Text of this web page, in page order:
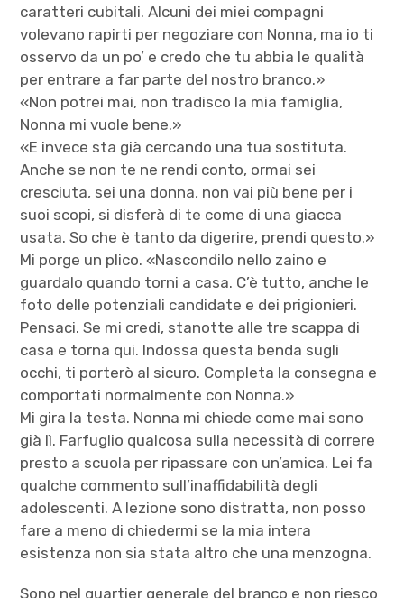
caratteri cubitali. Alcuni dei miei compagni
volevano rapirti per negoziare con Nonna, ma io ti
osservo da un po’ e credo che tu abbia le qualità
per entrare a far parte del nostro branco.»
«Non potrei mai, non tradisco la mia famiglia,
Nonna mi vuole bene.»
«E invece sta già cercando una tua sostituta.
Anche se non te ne rendi conto, ormai sei
cresciuta, sei una donna, non vai più bene per i
suoi scopi, si disferà di te come di una giacca
usata. So che è tanto da digerire, prendi questo.»
Mi porge un plico. «Nascondilo nello zaino e
guardalo quando torni a casa. C’è tutto, anche le
foto delle potenziali candidate e dei prigionieri.
Pensaci. Se mi credi, stanotte alle tre scappa di
casa e torna qui. Indossa questa benda sugli
occhi, ti porterò al sicuro. Completa la consegna e
comportati normalmente con Nonna.»
Mi gira la testa. Nonna mi chiede come mai sono
già lì. Farfuglio qualcosa sulla necessità di correre
presto a scuola per ripassare con un’amica. Lei fa
qualche commento sull’inaffidabilità degli
adolescenti. A lezione sono distratta, non posso
fare a meno di chiedermi se la mia intera
esistenza non sia stata altro che una menzogna.
Sono nel quartier generale del branco e non riesco